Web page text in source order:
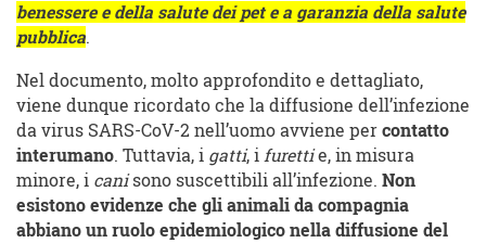
benessere e della salute dei pet e a garanzia della salute
pubblica.
Nel documento, molto approfondito e dettagliato,
viene dunque ricordato che la diffusione dell’infezione
da virus SARS-CoV-2 nell’uomo avviene per contatto
interumano. Tuttavia, i gatti, i furettie, in misura
minore, i canisono suscettibili all’infezione. Non
esistono evidenze che gli animali da compagnia
abbiano un ruolo epidemiologico nella diffusione del